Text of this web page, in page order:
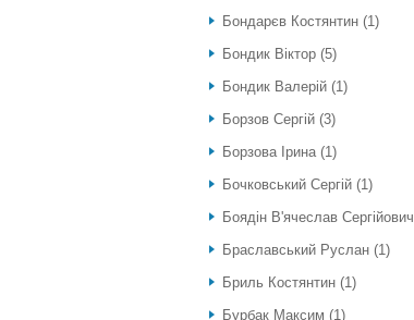
Бондарєв Костянтин (1)
Бондик Віктор (5)
Бондик Валерій (1)
Борзов Сергiй (3)
Борзова Ірина(1)
Бочковський Сергій (1)
Боядін В'ячеслав Сергійович
Браславський Руслан (1)
Бриль Костянтин (1)
Бурбак Максим (1)